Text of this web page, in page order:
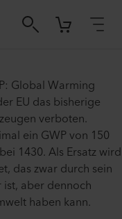
Global Warming
EU das bisherige
verboten.
ein GWP von 150
1430. Als Ersatz wird
das zwar durch sein
aber dennoch
haben kann.